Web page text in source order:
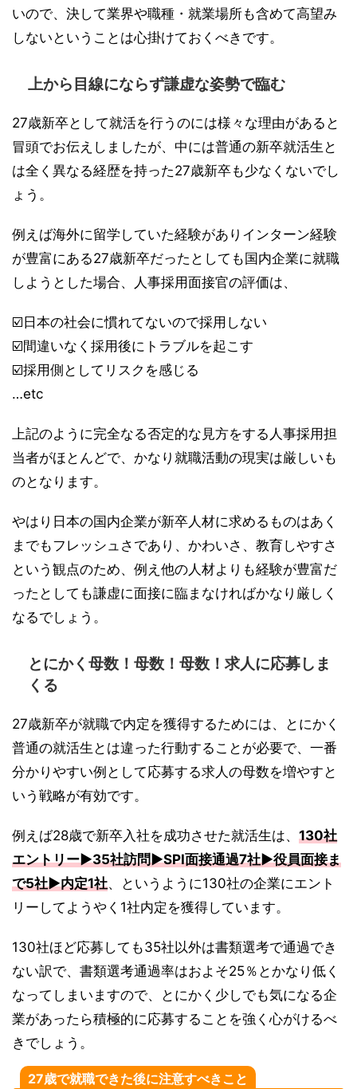
いので、決して業界や職種・就業場所も含めて高望み
しないということは心掛けておくべきです。
上から目線にならず謙虚な姿勢で臨む
27歳新卒として就活を行うのには様々な理由があると
冒頭でお伝えしましたが、中には普通の新卒就活生と
は全く異なる経歴を持った27歳新卒も少なくないでし
ょう。
例えば海外に留学していた経験がありインターン経験
が豊富にある27歳新卒だったとしても国内企業に就職
しようとした場合、人事採用面接官の評価は、
☑️日本の社会に慣れてないので採用しない
☑️間違いなく採用後にトラブルを起こす
☑️採用側としてリスクを感じる
…etc
上記のように完全なる否定的な見方をする人事採用担
当者がほとんどで、かなり就職活動の現実は厳しいも
のとなります。
やはり日本の国内企業が新卒人材に求めるものはあく
までもフレッシュさであり、かわいさ、教育しやすさ
という観点のため、例え他の人材よりも経験が豊富だ
ったとしても謙虚に面接に臨まなければかなり厳しく
なるでしょう。
とにかく母数！母数！母数！求人に応募しま
くる
27歳新卒が就職で内定を獲得するためには、とにかく
普通の就活生とは違った行動することが必要で、一番
分かりやすい例として応募する求人の母数を増やすと
いう戦略が有効です。
例えば28歳で新卒入社を成功させた就活生は、 130社
エントリー▶︎35社訪問▶︎SPI面接通過7社▶︎役員面接ま
で5社▶︎内定1社、というように130社の企業にエント
リーしてようやく1社内定を獲得しています。
130社ほど応募しても35社以外は書類選考で通過でき
ない訳で、書類選考通過率はおよそ25％とかなり低く
なってしまいますので、とにかく少しでも気になる企
業があったら積極的に応募することを強く心がけるべ
きでしょう。
27歳で就職できた後に注意すべきこと